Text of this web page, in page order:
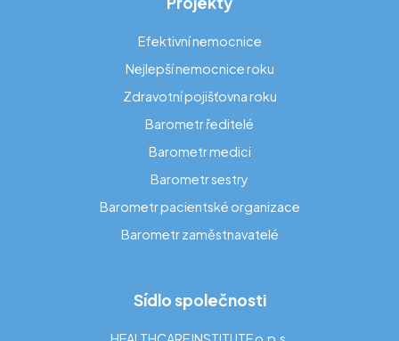
Efektivní nemocnice
Nejlepší nemocnice roku
Zdravotní pojišťovna roku
Barometr ředitelé
Barometr medici
Barometr sestry
Barometr pacientské organizace
Barometr zaměstnavatelé
Sídlo společnosti